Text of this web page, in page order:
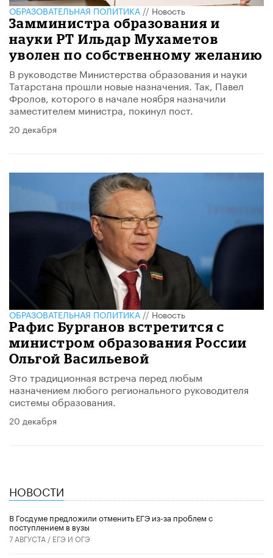
ОБРАЗОВАТЕЛЬНАЯ ПОЛИТИКА//Новость
Замминистра образования и
науки РТ Ильдар Мухаметов
уволен по собственному желанию
В руководстве Министерства образования и науки
Татарстана прошли новые назначения. Так, Павел
Фролов, которого в начале ноября назначили
заместителем министра, покинул пост.
20 декабря
ОБРАЗОВАТЕЛЬНАЯ ПОЛИТИКА//Новость
Рафис Бурганов встретится с
министром образования России
Ольгой Васильевой
Это традиционная встреча перед любым
назначением любого регионального руководителя
системы образования.
20 декабря
НОВОСТИ
В Госдуме предложили отменить ЕГЭ из-за проблем с
поступлением в вузы
7 АВГУСТА / ЕГЭ И ОГЭ